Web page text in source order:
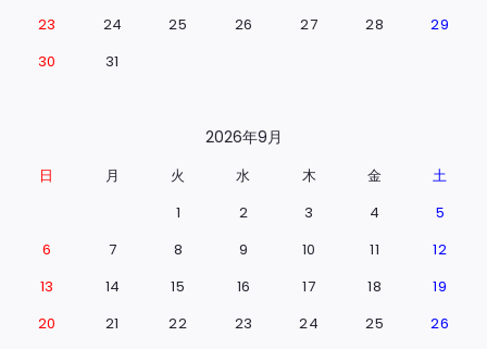
23
24 25 26 27 28
29
30
31
2026年9月
日 月 火 水 木 金
土
1
2 3 4
5
6
7 8 9 10 11
12
13
14 15 16 17 18
19
20
21 22 23 24 25
26